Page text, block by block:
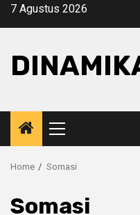
Skip7 Agustus 2026
Primary
Menu
Home Somasi
Somasi